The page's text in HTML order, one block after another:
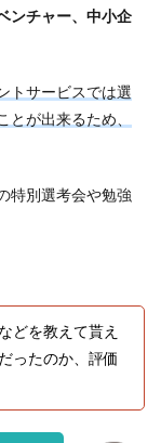
ンチャー、中小企
トサービスでは選
が出来るため、
特別選考会や勉強
どを教えて貰え
ったのか、評価